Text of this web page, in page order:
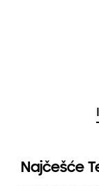
Najčešće